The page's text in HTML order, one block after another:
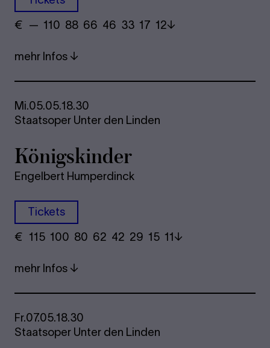
€ ​ — 110 88​ 66 46 33​ 17 12
mehr Infos
Mi.05.05.18.30
Staatsoper Unter den Linden
Kö­nigs­kin­der
Engelbert Humperdinck
Tickets
€ ​ 115 100 80​ 62 42 29​ 15 11
mehr Infos
Fr.07.05.18.30
Staatsoper Unter den Linden